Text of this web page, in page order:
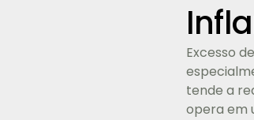
Excesso
tende a
opera em